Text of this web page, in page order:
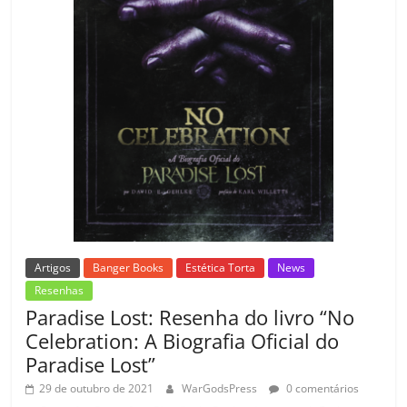
m
Artigos Banger Books Estética Torta
News
Resenhas
Paradise Lost: Resenha do livro “No
Celebration: A Biografia Oficial do
Paradise Lost”
29 de outubro de 2021 WarGodsPress
0 comentários